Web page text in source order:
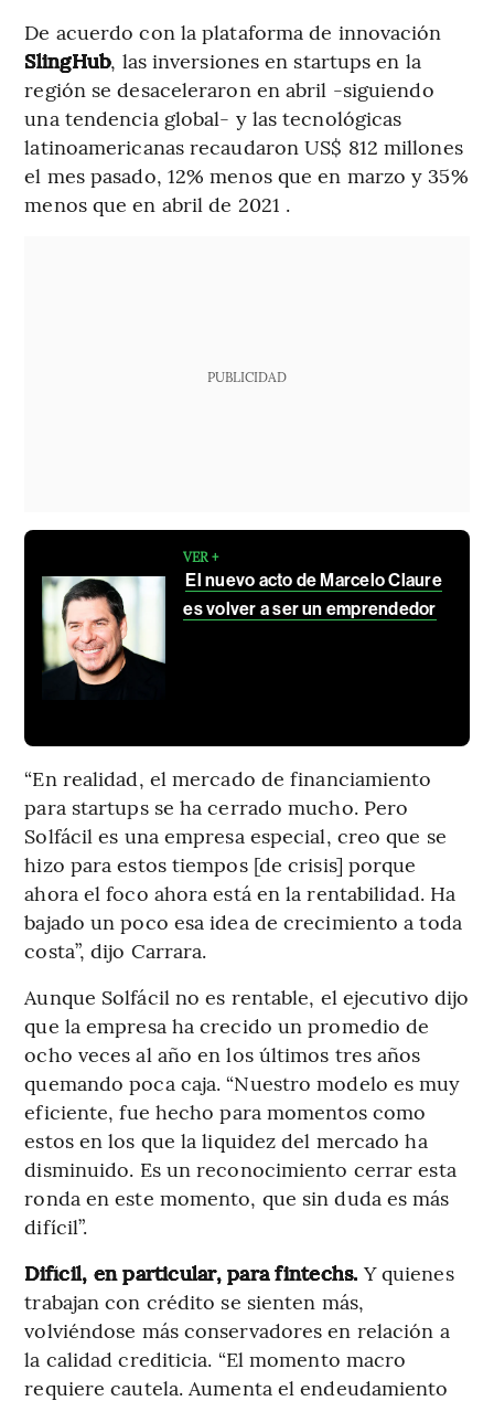
De acuerdo con la plataforma de innovación
SlingHub, las inversiones en startups en la
región se desaceleraron en abril -siguiendo
una tendencia global- y las tecnológicas
latinoamericanas recaudaron US$ 812 millones
el mes pasado, 12% menos que en marzo y 35%
menos que en abril de 2021 .
PUBLICIDAD
VER +
El nuevo acto de Marcelo Claure
es volver a ser un emprendedor
“En realidad, el mercado de financiamiento
para startups se ha cerrado mucho. Pero
Solfácil es una empresa especial, creo que se
hizo para estos tiempos [de crisis] porque
ahora el foco ahora está en la rentabilidad. Ha
bajado un poco esa idea de crecimiento a toda
costa”, dijo Carrara.
Aunque Solfácil no es rentable, el ejecutivo dijo
que la empresa ha crecido un promedio de
ocho veces al año en los últimos tres años
quemando poca caja. “Nuestro modelo es muy
eficiente, fue hecho para momentos como
estos en los que la liquidez del mercado ha
disminuido. Es un reconocimiento cerrar esta
ronda en este momento, que sin duda es más
difícil”.
Difícil, en particular, para fintechs. Y quienes
trabajan con crédito se sienten más,
volviéndose más conservadores en relación a
la calidad crediticia. “El momento macro
requiere cautela. Aumenta el endeudamiento